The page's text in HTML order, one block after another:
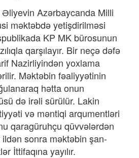
Azərbaycanda Milli
məktəbdə yetişdirilməsi
KP MK bürosunun
qarşılayır. Bir neçə dəfə
Nazirliyindən yoxlama
Məktəbin fəaliyyətinin
hətta onun
də irəli sürülür. Lakin
və məntiqi arqumentləri
qaragüruhçu qüvvələrdən
sonra məktəbin şan-
İttifaqına yayılır.